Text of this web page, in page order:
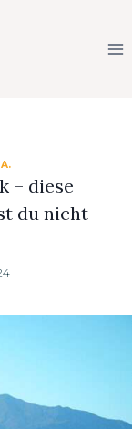
– diese
du nicht